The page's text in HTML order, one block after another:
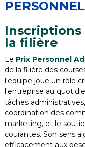
Inscriptions
la filière
Le Prix Personnel
de la filière des
l'équipe joue un rôle
l'entreprise au
tâches
coordination des
marketing, et le
courantes. Son sens
efficacement aux